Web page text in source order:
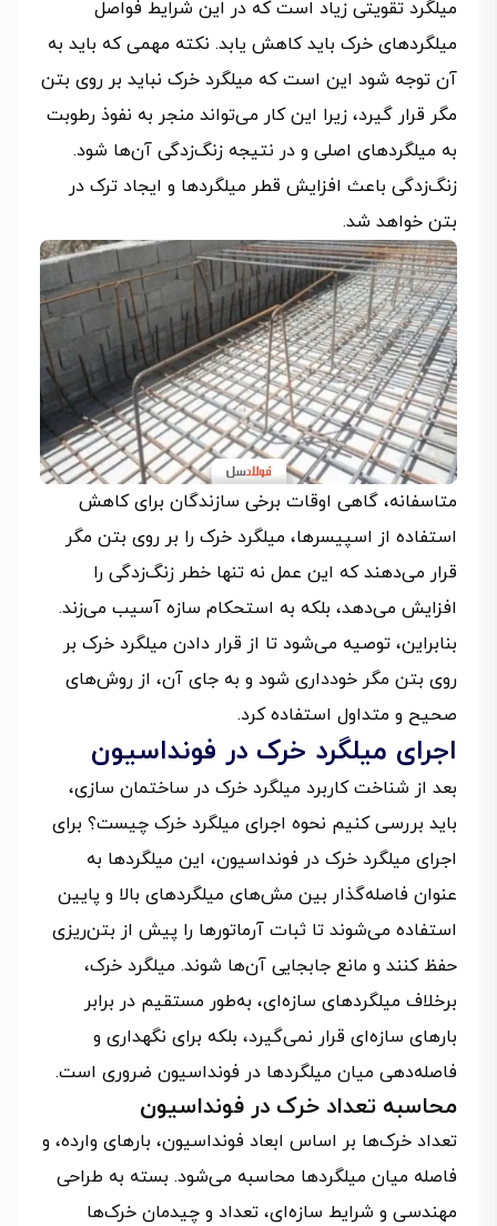
میلگرد تقویتی زیاد است که در این شرایط فواصل
میلگردهای خرک باید کاهش یابد. نکته مهمی که باید به
آن توجه شود این است که میلگرد خرک نباید بر روی بتن
مگر قرار گیرد، زیرا این کار می‌تواند منجر به نفوذ رطوبت
به میلگردهای اصلی و در نتیجه زنگ‌زدگی آن‌ها شود.
زنگ‌زدگی باعث افزایش قطر میلگردها و ایجاد ترک در
بتن خواهد شد.
متاسفانه، گاهی اوقات برخی سازندگان برای کاهش
استفاده از اسپیسرها، میلگرد خرک را بر روی بتن مگر
قرار می‌دهند که این عمل نه تنها خطر زنگ‌زدگی را
افزایش می‌دهد، بلکه به استحکام سازه آسیب می‌زند.
بنابراین، توصیه می‌شود تا از قرار دادن میلگرد خرک بر
روی بتن مگر خودداری شود و به جای آن، از روش‌های
صحیح و متداول استفاده کرد.
اجرای میلگرد خرک در فونداسیون
بعد از شناخت کاربرد میلگرد خرک در ساختمان سازی،
باید بررسی کنیم نحوه اجرای میلگرد خرک چیست؟ برای
اجرای میلگرد خرک در فونداسیون، این میلگردها به
عنوان فاصله‌گذار بین مش‌های میلگردهای بالا و پایین
استفاده می‌شوند تا ثبات آرماتورها را پیش از بتن‌ریزی
حفظ کنند و مانع جابجایی آن‌ها شوند. میلگرد خرک،
برخلاف میلگردهای سازه‌ای، به‌طور مستقیم در برابر
بارهای سازه‌ای قرار نمی‌گیرد، بلکه برای نگهداری و
فاصله‌دهی میان میلگردها در فونداسیون ضروری است.
محاسبه تعداد خرک در فونداسیون
تعداد خرک‌ها بر اساس ابعاد فونداسیون، بارهای وارده، و
فاصله میان میلگردها محاسبه می‌شود. بسته به طراحی
مهندسی و شرایط سازه‌ای، تعداد و چیدمان خرک‌ها